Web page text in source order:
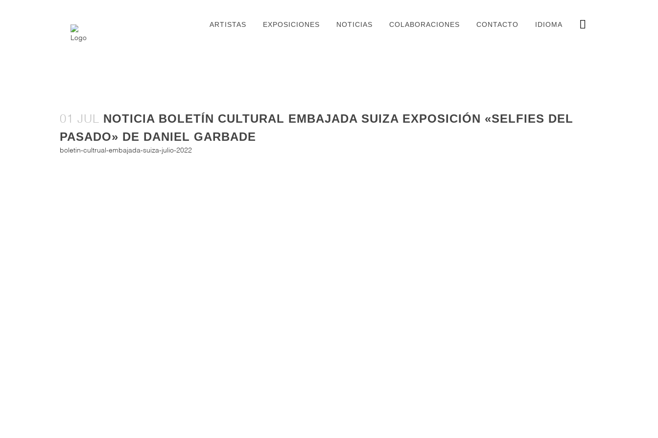
ARTISTAS EXPOSICIONES NOTICIAS COLABORACIONES CONTACTO IDIOMA
01 JUL NOTICIA BOLETÍN CULTURAL EMBAJADA SUIZA EXPOSICIÓN «SELFIES DEL
PASADO» DE DANIEL GARBADE
boletin-cultrual-embajada-suiza-julio-2022